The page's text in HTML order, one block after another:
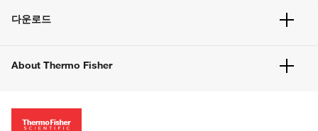
벌크 주문
고객 센터
웹사이트 개선사항
다운로드
About Thermo Fisher
투자자